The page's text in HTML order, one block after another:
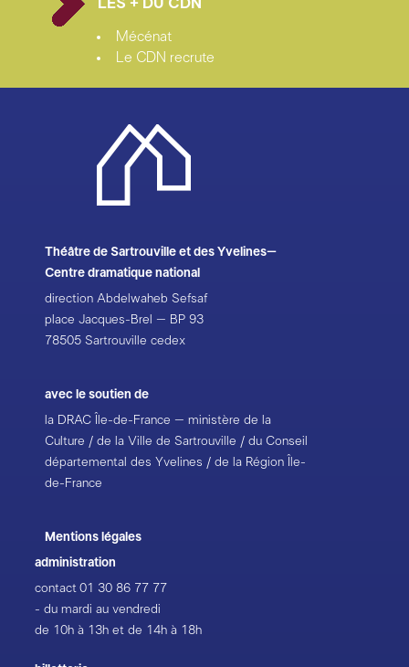
nationale de Toulon ; Mixt, Terrain d’arts en Loire-
Atlantique ; Les Tréteaux de France, CDN ; Théâtre
Nanterre- Amandiers, CDN ; Espaces Pluriels, Scène
Malabry ; Le Canal, Théâtre du Pays de Redon, Scène
conventionnée d’intérêt national Art et Création pour
le théâtre et la DRAC Bretagne ; Le Bateau Feu,
Scène nationale de Dunkerque ; Théâtre de Suresnes
Rochelle ; Théâtre français du Centre national des
Arts du Canada, Ottawa ; Le National Taichung
avec le soutien de la Maison de la Culture de Bourges,
Création le 24 avril 2025 à Châteauvallon- Liberté,
Scène nationale
Les répétitions du spectacle ont eu lieu à la Maison de
la Culture de Bourges, Scène nationale ; au Théâtre
d’Aubervilliers, CDN ; au Théâtre Silvia Monfort de
Paris ; et au théâtre Châteauvallon- Liberté, Scène
nationale. Des étapes de travail en amont ont été
menées aux Plateaux sauvages – Fabrique artistique
et culturelle à Paris 20e, et à la MC93 – Maison de la
Mécénat
Le CDN recrute
Théâtre de Sartrouville et des Yvelines–
Centre dramatique national
direction Abdelwaheb Sefsaf
place Jacques-Brel – BP 93
78505 Sartrouville cedex
avec le soutien de
la DRAC Île-de-France – ministère de la
Culture / de la Ville de Sartrouville / du Conseil
départemental des Yvelines / de la Région Île-
de-France
Mentions légales
administration
contact 01 30 86 77 77
- du mardi au vendredi
de 10h à 13h et de 14h à 18h